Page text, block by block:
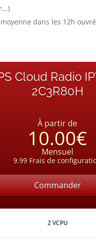
dans les 12h
Cloud Radio
2C3R80H
À partir de
10.00€
Mensuel
9.99 Frais de
Commander
2 VCPU